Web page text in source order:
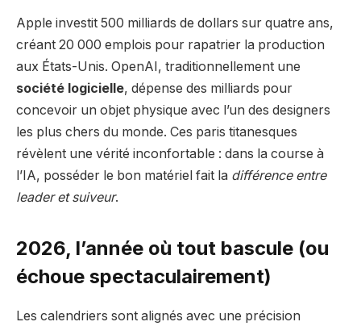
Apple investit 500 milliards de dollars sur quatre ans,
créant 20 000 emplois pour rapatrier la production
aux États-Unis. OpenAI, traditionnellement une
société logicielle, dépense des milliards pour
concevoir un objet physique avec l’un des designers
les plus chers du monde. Ces paris titanesques
révèlent une vérité inconfortable : dans la course à
l’IA, posséder le bon matériel fait la différence entre
leader et suiveur.
2026, l’année où tout bascule (ou
échoue spectaculairement)
Les calendriers sont alignés avec une précision